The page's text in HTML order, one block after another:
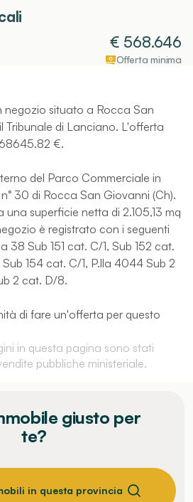
€ 568.646
Offerta minima
negozio situato a Rocca San
Tribunale di Lanciano. L'offerta
€.
del Parco Commerciale in
30 di Rocca San Giovanni (Ch).
superficie netta di 2.105,13 mq
è registrato con i seguenti
38 Sub 151 cat. C/1, Sub 152 cat.
154 cat. C/1, P.lla 4044 Sub 2
2 cat. D/8.
di fare un'offerta per questo
in questa pagina sono stati
pubbliche ministeriale.
giusto per
te?
in questa provincia